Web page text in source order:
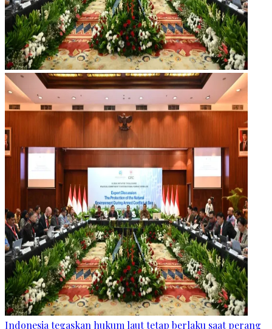
Indonesia tegaskan hukum laut tetap berlaku saat perang